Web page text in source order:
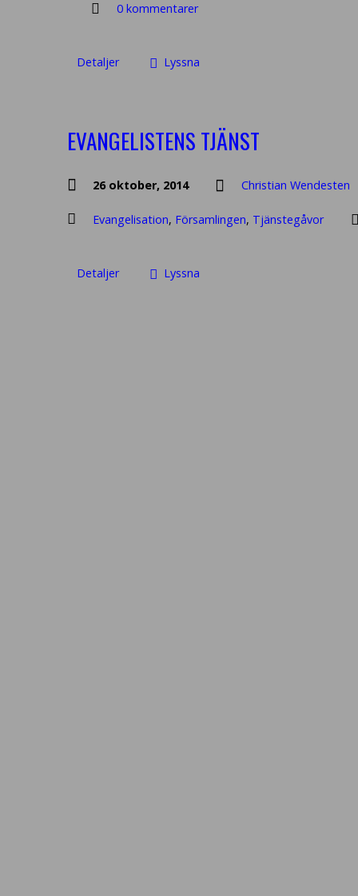
0 kommentarer
Detaljer Lyssna
EVANGELISTENS TJÄNST
26 oktober, 2014 Christian Wendesten
Evangelisation, Församlingen, Tjänstegåvor
Detaljer Lyssna